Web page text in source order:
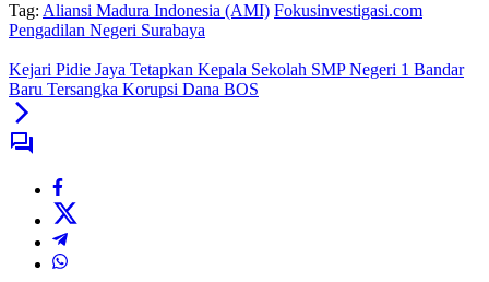
Tag: Aliansi Madura Indonesia (AMI) Fokusinvestigasi.com
Pengadilan Negeri Surabaya
Kejari Pidie Jaya Tetapkan Kepala Sekolah SMP Negeri 1 Bandar
Baru Tersangka Korupsi Dana BOS